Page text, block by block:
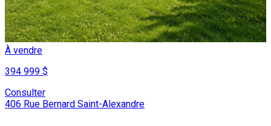
À vendre
394 999 $
Consulter
406 Rue Bernard Saint-Alexandre